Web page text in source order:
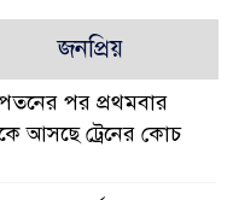
জনপ্রিয়
পর প্রথমবার
আসছে ট্রেনের কোচ